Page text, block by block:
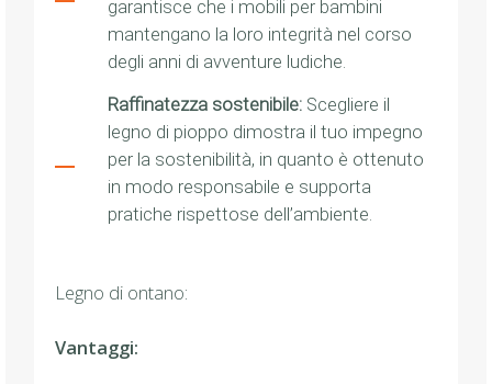
garantisce che i mobili per bambini
mantengano la loro integrità nel corso
degli anni di avventure ludiche.
Raffinatezza sostenibile:Scegliere il
legno di pioppo dimostra il tuo impegno
per la sostenibilità, in quanto è ottenuto
in modo responsabile e supporta
pratiche rispettose dell’ambiente.
Legno di ontano:
Vantaggi: